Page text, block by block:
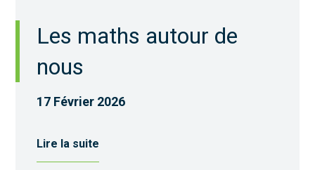
Les maths autour de
nous
17 Février 2026
Lire la suite